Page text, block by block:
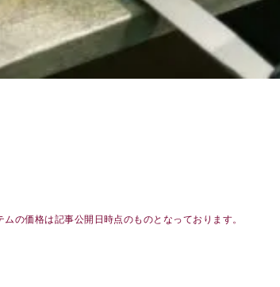
の価格は記事公開日時点のものとなっております。